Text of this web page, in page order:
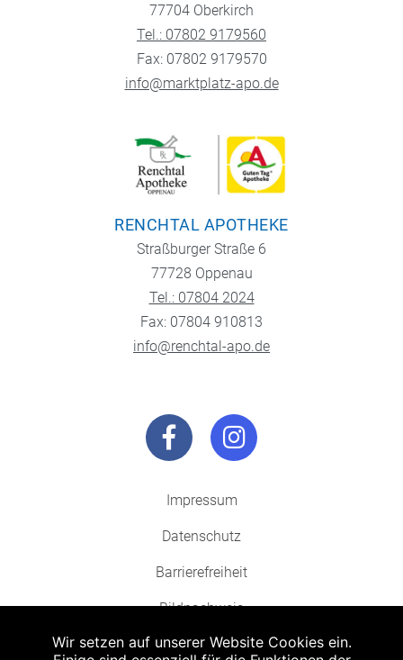
77704 Oberkirch
Tel.: 07802 9179560
Fax: 07802 9179570
info@marktplatz-apo.de
RENCHTAL APOTHEKE
Straßburger Straße 6
77728 Oppenau
Tel.: 07804 2024
Fax: 07804 910813
info@renchtal-apo.de
Impressum
Datenschutz
Barrierefreiheit
Bildnachweis
Wir setzen auf unserer Website Cookies ein.